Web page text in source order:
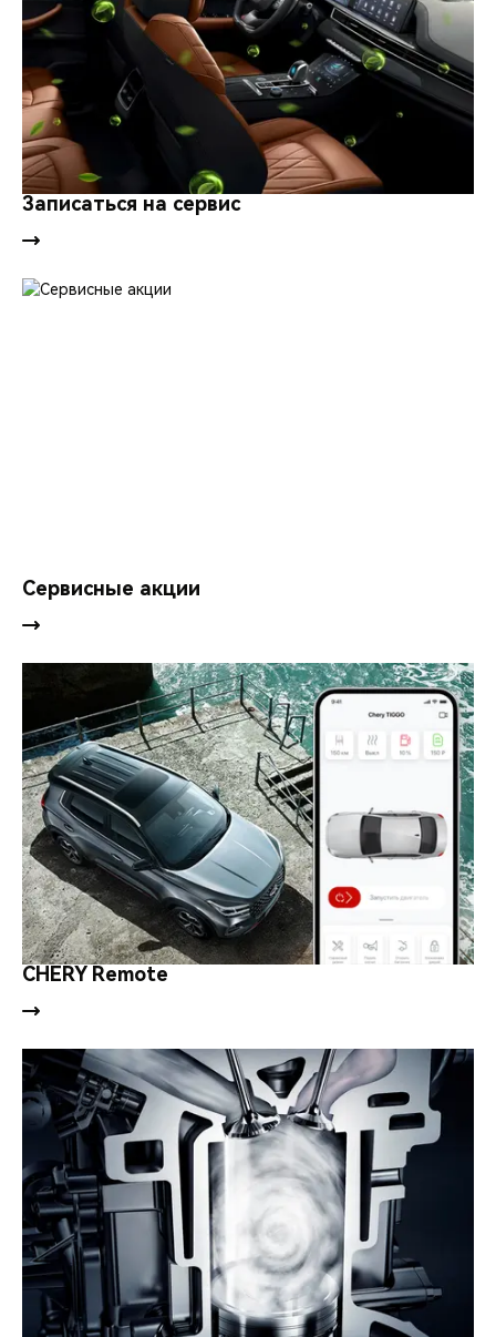
Записаться на сервис
Сервисные акции
CHERY Remote